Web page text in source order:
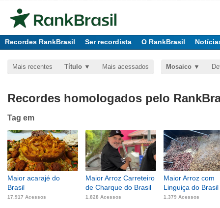
Recordes RankBrasil Ser recordista O RankBrasil
Mais recentes Título Mais acessados Mosaico
Recordes homologados pelo
Tag em
Maior acarajé do
Brasil
17.917 Acessos
Maior Arroz Carreteiro
de Charque do Brasil
1.828 Acessos
Maior Arroz com
Linguiça do Brasil
1.379 Acessos